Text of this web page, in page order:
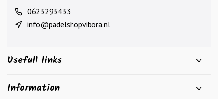
0623293433
info@padelshopvibora.nl
Usefull links
Information